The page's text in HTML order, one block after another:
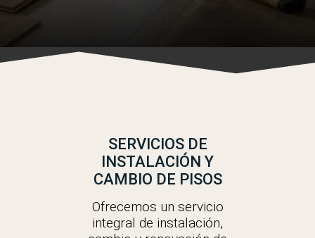
SERVICIOS DE
INSTALACIÓN Y
CAMBIO DE PISOS
Ofrecemos un servicio
integral de instalación,